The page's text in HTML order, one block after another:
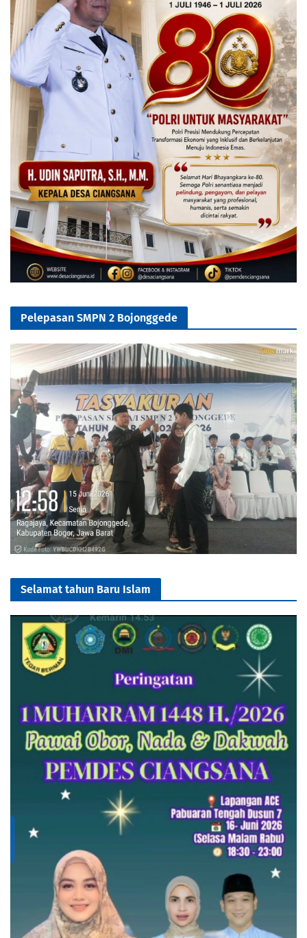
Pelepasan SMPN 2 Bojonggede
Selamat tahun Baru Islam